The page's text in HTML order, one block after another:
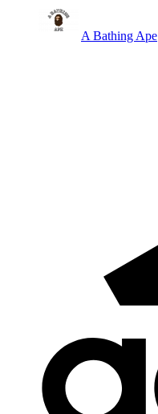
A Bathing Ape